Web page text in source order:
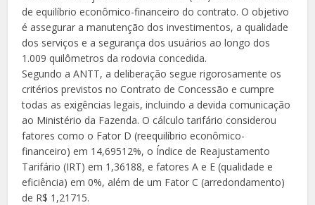
de equilíbrio econômico-financeiro do contrato. O objetivo
é assegurar a manutenção dos investimentos, a qualidade
dos serviços e a segurança dos usuários ao longo dos
1.009 quilômetros da rodovia concedida.
Segundo a ANTT, a deliberação segue rigorosamente os
critérios previstos no Contrato de Concessão e cumpre
todas as exigências legais, incluindo a devida comunicação
ao Ministério da Fazenda. O cálculo tarifário considerou
fatores como o Fator D (reequilíbrio econômico-
financeiro) em 14,69512%, o Índice de Reajustamento
Tarifário (IRT) em 1,36188, e fatores A e E (qualidade e
eficiência) em 0%, além de um Fator C (arredondamento)
de R$ 1,21715.